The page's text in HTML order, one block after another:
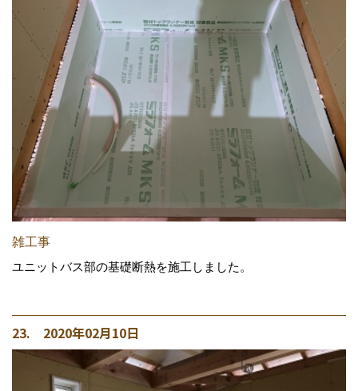
雑工事
ユニットバス部の基礎断熱を施工しました。
23. 2020年02月10日